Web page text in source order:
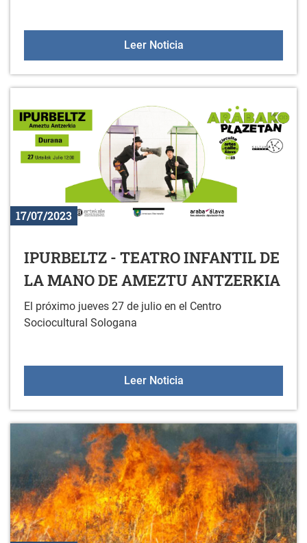
Leer NoticiaAGRADECIMIENTO AL
17/07/2023
IPURBELTZ - TEATRO INFANTIL DE
LA MANO DE AMEZTU ANTZERKIA
El próximo jueves 27 de julio en el Centro
Sociocultural Sologana
Leer NoticiaIPURBELTZ - TEATRO